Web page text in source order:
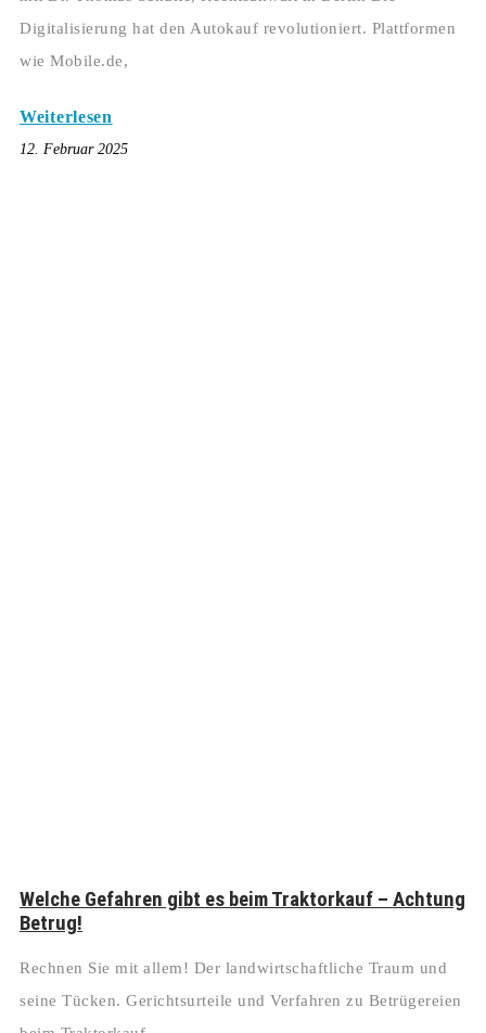
Digitalisierung hat den Autokauf revolutioniert. Plattformen
wie Mobile.de,
Weiterlesen
12. Februar 2025
Welche Gefahren gibt es beim Traktorkauf – Achtung
Betrug!
Rechnen Sie mit allem! Der landwirtschaftliche Traum und
seine Tücken. Gerichtsurteile und Verfahren zu Betrügereien